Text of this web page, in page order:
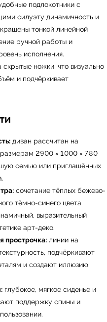
подлокотники с
силуэту динамичность и
тонкой линейной
ручной работы и
исполнения.
ножки, что визуально
и подчёркивает
диван рассчитан на
размерам 2900 × 1000 × 780
семью или приглашённых
сочетание тёплых бежево-
тёмно-синего цвета
выразительный
арт-деко.
прострочка: линии на
подчёркивают
и создают иллюзию
глубокое, мягкое сиденье и
поддержку спины и